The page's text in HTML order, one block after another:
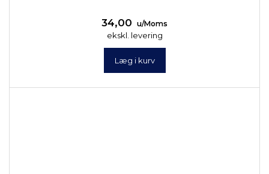
34,00 u/Moms
ekskl. levering
Læg i kurv